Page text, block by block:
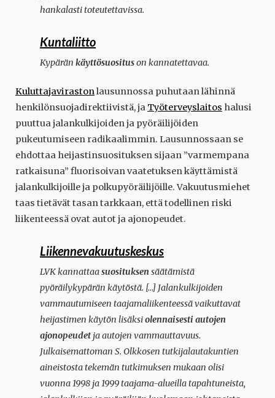
hankalasti toteutettavissa.
Kuntaliitto
Kypärän käyttösuosituson kannatettavaa.
Kuluttajavirastonlausunnossa puhutaan lähinnä
henkilönsuojadirektiivistä, ja Työterveyslaitos halusi
puuttua jalankulkijoiden ja pyöräilijöiden
pukeutumiseen radikaalimmin. Lausunnossaan se
ehdottaa heijastinsuosituksen sijaan ”varmempana
ratkaisuna” fluorisoivan vaatetuksen käyttämistä
jalankulkijoille ja polkupyöräilijöille. Vakuutusmiehet
taas tietävät tasan tarkkaan, että todellinen riski
liikenteessä ovat autot ja ajonopeudet.
Liikennevakuutuskeskus
LVK kannattaasuosituksen säätämistä
pyöräilykypärän käytöstä. […] Jalankulkijoiden
vammautumiseen taajamaliikenteessä vaikuttavat
heijastimen käytön lisäksiolennaisesti autojen
ajonopeudet ja autojen vammauttavuus.
Julkaisemattoman S. Olkkosen tutkijalautakuntien
aineistosta tekemän tutkimuksen mukaan olisi
vuonna 1998 ja 1999 taajama-alueilla tapahtuneista,